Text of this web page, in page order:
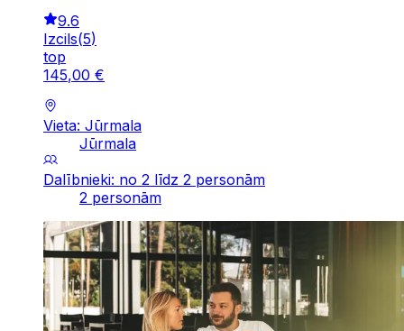
9.6
Izcils(5)
top
145,00 €
Vieta: Jūrmala
Jūrmala
Dalībnieki: no 2 līdz 2 personām
2 personām